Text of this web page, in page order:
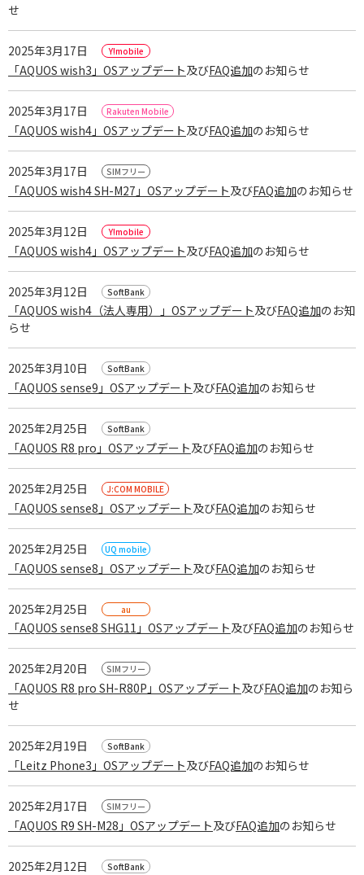
せ
2025年3月17日
「AQUOS wish3」OSアップデート及びFAQ追加のお知らせ
2025年3月17日
「AQUOS wish4」OSアップデート及びFAQ追加のお知らせ
2025年3月17日
「AQUOS wish4 SH-M27」OSアップデート及びFAQ追加のお知らせ
2025年3月12日
「AQUOS wish4」OSアップデート及びFAQ追加のお知らせ
2025年3月12日
「AQUOS wish4（法人専用）」OSアップデート及びFAQ追加のお知
らせ
2025年3月10日
「AQUOS sense9」OSアップデート及びFAQ追加のお知らせ
2025年2月25日
「AQUOS R8 pro」OSアップデート及びFAQ追加のお知らせ
2025年2月25日
「AQUOS sense8」OSアップデート及びFAQ追加のお知らせ
2025年2月25日
「AQUOS sense8」OSアップデート及びFAQ追加のお知らせ
2025年2月25日
「AQUOS sense8 SHG11」OSアップデート及びFAQ追加のお知らせ
2025年2月20日
「AQUOS R8 pro SH-R80P」OSアップデート及びFAQ追加のお知ら
せ
2025年2月19日
「Leitz Phone3」OSアップデート及びFAQ追加のお知らせ
2025年2月17日
「AQUOS R9 SH-M28」OSアップデート及びFAQ追加のお知らせ
2025年2月12日